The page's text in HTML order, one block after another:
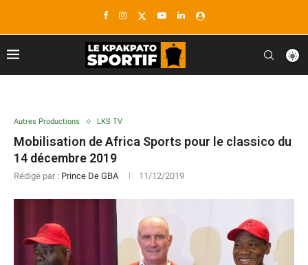
Autres Productions LKS TV
Mobilisation de Africa Sports pour le classico du
14 décembre 2019
Rédigé par : Prince De GBA 11/12/2019